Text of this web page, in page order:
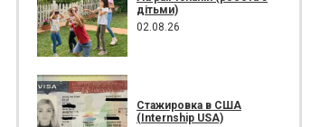
дітьми)
02.08.26
Стажировка в США
(Internship USA)